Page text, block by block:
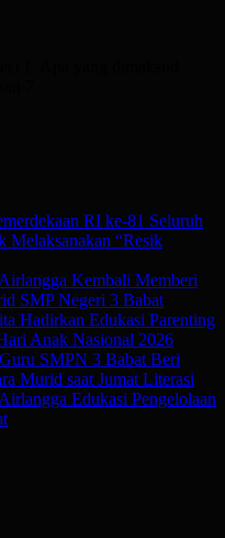
RI ke-81 Seluruh
Melaksanakan “Resik
Kembali Memberi
SMP Negeri 3 Babat
Hadirkan Edukasi Parenting
Anak Nasional 2026
SMPN 3 Babat Beri
Murid saat Jumat Literasi
Edukasi Pengelolaan